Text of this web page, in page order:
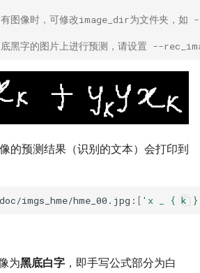
有图像时，可修改image_dir为文件夹
黑字的图片上进行预测，请设置 --
的预测结果（识别的文本）会打印到
imgs_hme/hme_00.jpg: [ 'x _ { k
为黑底白字 ，即手写公式部分为白